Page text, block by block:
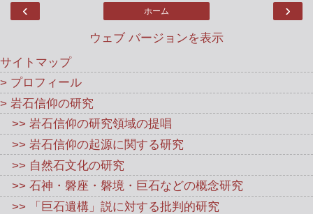
‹ ›
ホーム
ウェブ バージョンを表示
サイトマップ
> プロフィール
> 岩石信仰の研究
>> 岩石信仰の研究領域の提唱
>> 岩石信仰の起源に関する研究
>> 自然石文化の研究
>> 石神・磐座・磐境・巨石などの概念研究
>> 「巨石遺構」説に対する批判的研究